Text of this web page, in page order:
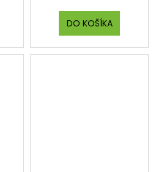
DO KOŠÍKA